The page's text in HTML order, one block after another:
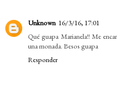
Unknown 16/3/16, 17:01
Qué guapa Marianela!! Me
una monada. Besos guapa
Responder